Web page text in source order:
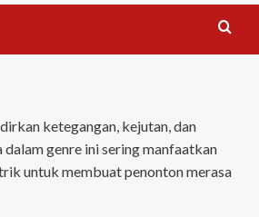
ketegangan, kejutan, dan
genre ini sering manfaatkan
untuk membuat penonton merasa